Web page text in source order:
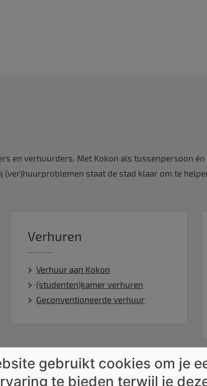
en verhuurders. Met Kokon als tussenpersoon
(ver)huurproblemen staat de stad klaar om te
Verhuren
Verhuur aan Kokon
(studenten)kamer verhuren
Geconventioneerde verhuur
gebruikt cookies om je
te bieden terwijl je